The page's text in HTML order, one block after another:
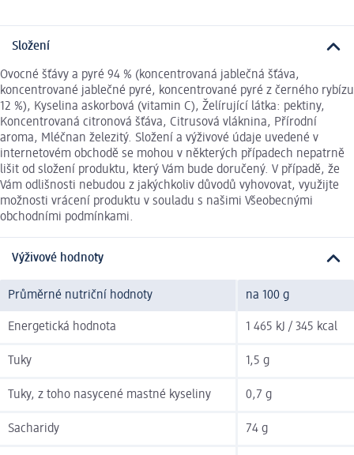
Složení
Ovocné šťávy a pyré 94 % (koncentrovaná jablečná šťáva,
koncentrované jablečné pyré, koncentrované pyré z černého rybízu
12 %), Kyselina askorbová (vitamin C), Želírující látka: pektiny,
Koncentrovaná citronová šťáva, Citrusová vláknina, Přírodní
aroma, Mléčnan železitý. Složení a výživové údaje uvedené v
internetovém obchodě se mohou v některých případech nepatrně
lišit od složení produktu, který Vám bude doručený. V případě, že
Vám odlišnosti nebudou z jakýchkoliv důvodů vyhovovat, využijte
možnosti vrácení produktu v souladu s našimi Všeobecnými
obchodními podmínkami.
Výživové hodnoty
Průměrné nutriční hodnoty na 100 g
Energetická hodnota 1 465 kJ / 345 kcal
Tuky 1,5 g
Tuky, z toho nasycené mastné kyseliny 0,7 g
Sacharidy 74 g